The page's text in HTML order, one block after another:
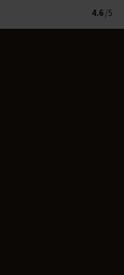
4.6 /5